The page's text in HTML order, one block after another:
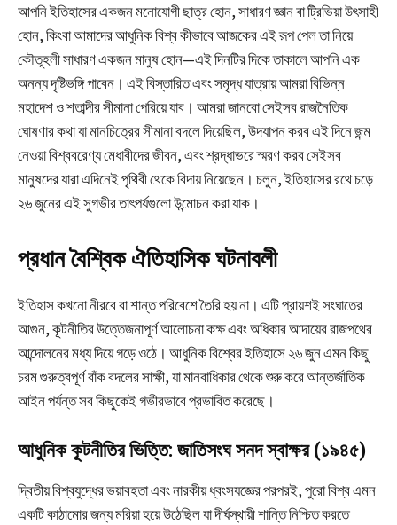
আপনি ইতিহাসের একজন মনোযোগী ছাত্র হোন, সাধারণ জ্ঞান বা ট্রিভিয়া উৎসাহী
হোন, কিংবা আমাদের আধুনিক বিশ্ব কীভাবে আজকের এই রূপ পেল তা নিয়ে
কৌতূহলী সাধারণ একজন মানুষ হোন—এই দিনটির দিকে তাকালে আপনি এক
অনন্য দৃষ্টিভঙ্গি পাবেন। এই বিস্তারিত এবং সমৃদ্ধ যাত্রায় আমরা বিভিন্ন
মহাদেশ ও শতাব্দীর সীমানা পেরিয়ে যাব। আমরা জানবো সেইসব রাজনৈতিক
ঘোষণার কথা যা মানচিত্রের সীমানা বদলে দিয়েছিল, উদযাপন করব এই দিনে জন্ম
নেওয়া বিশ্ববরেণ্য মেধাবীদের জীবন, এবং শ্রদ্ধাভরে স্মরণ করব সেইসব
মানুষদের যারা এদিনেই পৃথিবী থেকে বিদায় নিয়েছেন। চলুন, ইতিহাসের রথে চড়ে
২৬ জুনের এই সুগভীর তাৎপর্যগুলো উন্মোচন করা যাক।
প্রধান বৈশ্বিক ঐতিহাসিক ঘটনাবলী
ইতিহাস কখনো নীরবে বা শান্ত পরিবেশে তৈরি হয় না। এটি প্রায়শই সংঘাতের
আগুন, কূটনীতির উত্তেজনাপূর্ণ আলোচনা কক্ষ এবং অধিকার আদায়ের রাজপথের
আন্দোলনের মধ্য দিয়ে গড়ে ওঠে। আধুনিক বিশ্বের ইতিহাসে ২৬ জুন এমন কিছু
চরম গুরুত্বপূর্ণ বাঁক বদলের সাক্ষী, যা মানবাধিকার থেকে শুরু করে আন্তর্জাতিক
আইন পর্যন্ত সব কিছুকেই গভীরভাবে প্রভাবিত করেছে।
আধুনিক কূটনীতির ভিত্তি: জাতিসংঘ সনদ স্বাক্ষর (১৯৪৫)
দ্বিতীয় বিশ্বযুদ্ধের ভয়াবহতা এবং নারকীয় ধ্বংসযজ্ঞের পরপরই, পুরো বিশ্ব এমন
একটি কাঠামোর জন্য মরিয়া হয়ে উঠেছিল যা দীর্ঘস্থায়ী শান্তি নিশ্চিত করতে